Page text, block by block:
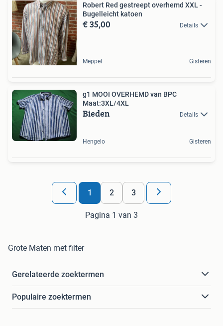
Robert Red gestreept overhemd XXL -
Bugelleicht katoen
€ 35,00 Details
Meppel Gisteren
g1 MOOI OVERHEMD van BPC
Maat:3XL/4XL
Bieden Details
Hengelo Gisteren
1 2 3
Pagina 1 van 3
Grote Maten met filter
Gerelateerde zoektermen
Populaire zoektermen